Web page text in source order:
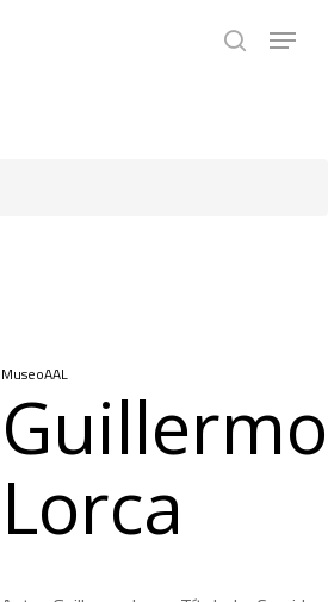
search
Menu
MuseoAAL
Guillermo
Lorca